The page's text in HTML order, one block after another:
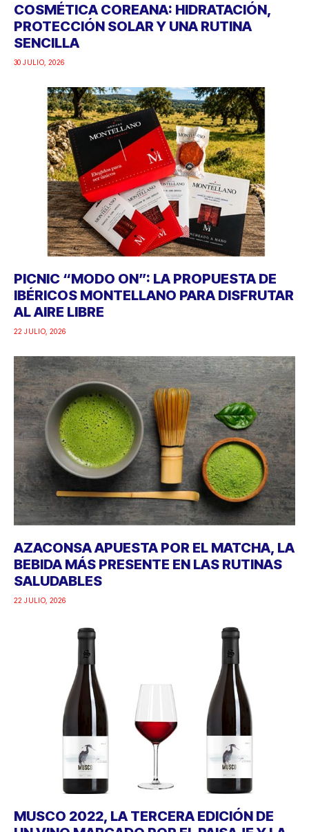
COSMÉTICA COREANA: HIDRATACIÓN,
PROTECCIÓN SOLAR Y UNA RUTINA
SENCILLA
30 JULIO, 2026
PICNIC “MODO ON”: LA PROPUESTA DE
IBÉRICOS MONTELLANO PARA DISFRUTAR
AL AIRE LIBRE
22 JULIO, 2026
AZACONSA APUESTA POR EL MATCHA, LA
BEBIDA MÁS PRESENTE EN LAS RUTINAS
SALUDABLES
22 JULIO, 2026
MUSCO 2022, LA TERCERA EDICIÓN DE